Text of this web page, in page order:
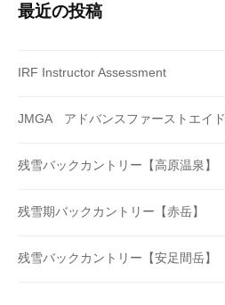
最近の投稿
IRF Instructor Assessment
JMGA アドバンスファーストエイド
残雪バックカントリー【高原温泉】
残雪期バックカントリー【赤岳】
残雪バックカントリー【安足間岳】